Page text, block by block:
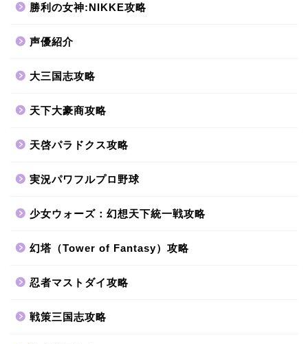
勝利の女神:NIKKE攻略
声優紹介
大三国志攻略
天下大豪商攻略
天啓パラドクス攻略
実況パワフルプロ野球
少女ウォーズ：幻想天下統一戦攻略
幻塔（Tower of Fantasy）攻略
忍者マストダイ攻略
戦策三国志攻略